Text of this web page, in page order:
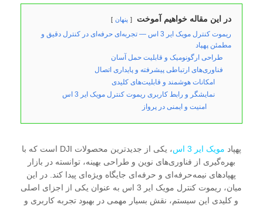
در این مقاله خواهیم آموخت پنهان
ریموت کنترل مویک ایر 3 اس — تجربه‌ای حرفه‌ای در کنترل دقیق و
مطمئن پهپاد
طراحی ارگونومیک و قابلیت حمل آسان
فناوری‌های ارتباطی پیشرفته و پایداری اتصال
امکانات هوشمند و قابلیت‌های کلیدی
نمایشگر و رابط کاربری ریموت کنترل مویک ایر 3 اس
امنیت و ایمنی در پرواز
پهپاد مویک ایر 3 اس
، یکی از جدیدترین محصولات DJI است که با
بهره‌گیری از فناوری‌های نوین و طراحی بهینه، توانسته در بازار
پهپادهای نیمه‌حرفه‌ای و حرفه‌ای جایگاه ویژه‌ای پیدا کند. در این
میان، ریموت کنترل مویک ایر 3 اس به عنوان یکی از اجزای اصلی
و کلیدی این سیستم، نقش بسیار مهمی در بهبود تجربه کاربری و